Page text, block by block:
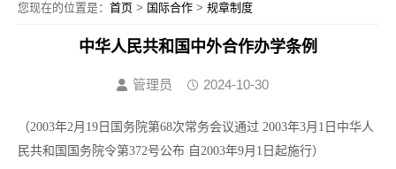
您现在的位置是： 首页 > 国际合作 > 规章制度
中华人民共和国中外合作办学条例
管理员 2024-10-30
（2003年2月19日国务院第68次常务会议通过 2003年3月1日中华人
民共和国国务院令第372号公布 自2003年9月1日起施行）